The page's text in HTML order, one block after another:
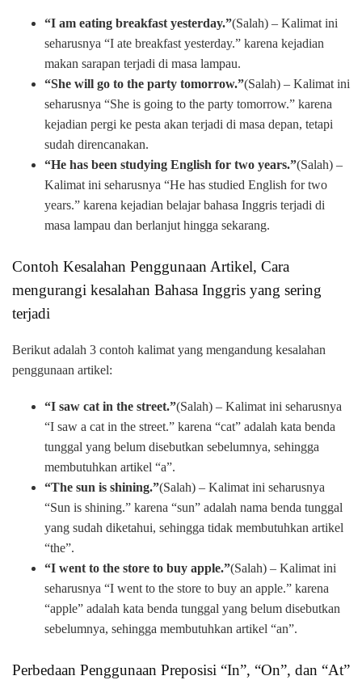
“I am eating breakfast yesterday.”(Salah) – Kalimat ini
seharusnya “I ate breakfast yesterday.” karena kejadian
makan sarapan terjadi di masa lampau.
“She will go to the party tomorrow.”(Salah) – Kalimat ini
seharusnya “She is going to the party tomorrow.” karena
kejadian pergi ke pesta akan terjadi di masa depan, tetapi
sudah direncanakan.
“He has been studying English for two years.”(Salah) –
Kalimat ini seharusnya “He has studied English for two
years.” karena kejadian belajar bahasa Inggris terjadi di
masa lampau dan berlanjut hingga sekarang.
Contoh Kesalahan Penggunaan Artikel, Cara
mengurangi kesalahan Bahasa Inggris yang sering
terjadi
Berikut adalah 3 contoh kalimat yang mengandung kesalahan
penggunaan artikel:
“I saw cat in the street.”(Salah) – Kalimat ini seharusnya
“I saw a cat in the street.” karena “cat” adalah kata benda
tunggal yang belum disebutkan sebelumnya, sehingga
membutuhkan artikel “a”.
“The sun is shining.”(Salah) – Kalimat ini seharusnya
“Sun is shining.” karena “sun” adalah nama benda tunggal
yang sudah diketahui, sehingga tidak membutuhkan artikel
“the”.
“I went to the store to buy apple.”(Salah) – Kalimat ini
seharusnya “I went to the store to buy an apple.” karena
“apple” adalah kata benda tunggal yang belum disebutkan
sebelumnya, sehingga membutuhkan artikel “an”.
Perbedaan Penggunaan Preposisi “In”, “On”, dan “At”